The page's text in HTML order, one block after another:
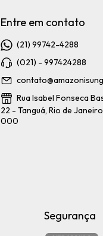
Entre em contato
(21) 99742-4288
(021) - 997424288
Rua Isabel Fonseca
22 - Tanguá, Rio de
000
Segurança